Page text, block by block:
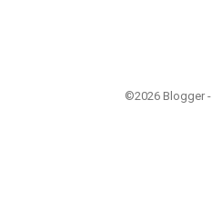
©2026 Blogger -